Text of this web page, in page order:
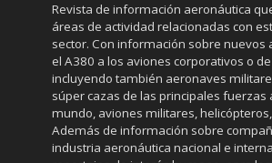
Revista de información aeronáutica
áreas de actividad relacionadas con
sector. Con información sobre nuevos
el A380 a los aviones corporativos o
incluyendo también aeronaves
súper cazas de las principales fuerzas
mundo, aviones militares,
Además de información sobre
industria aeronáutica nacional e